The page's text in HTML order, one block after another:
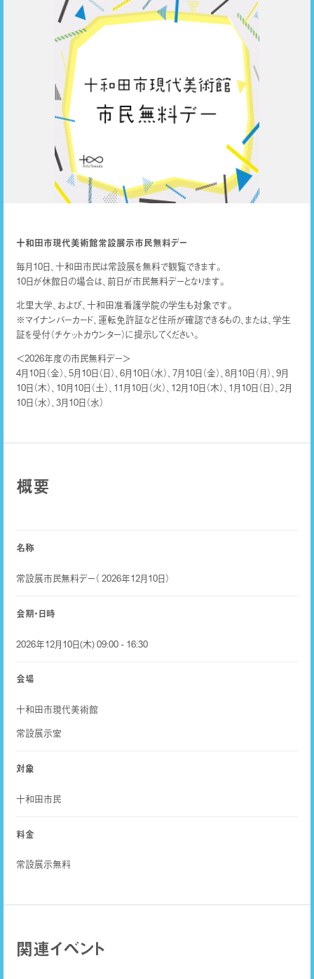
十和田市現代美術館常設展示市民無料デー
毎月10日、十和田市民は常設展を無料で観覧できます。
10日が休館日の場合は、前日が市民無料デーとなります。
北里大学、および、十和田准看護学院の学生も対象です。
※マイナンバーカード、運転免許証など住所が確認できるもの、または、学生
証を受付（チケットカウンター）に提示してください。
＜2026年度の市民無料デー＞
4月10日（金）、5月10日（日）、6月10日（水）、7月10日（金）、8月10日（月）、9月
10日（木）、10月10日（土）、11月10日（火）、12月10日（木）、1月10日（日）、2月
10日（水）、3月10日（水）
概要
名称
常設展市民無料デー（ 2026年12月10日）
会期・日時
2026年12月10日(木) 09:00 - 16:30
会場
十和田市現代美術館
常設展示室
対象
十和田市民
料金
常設展示無料
関連イベント